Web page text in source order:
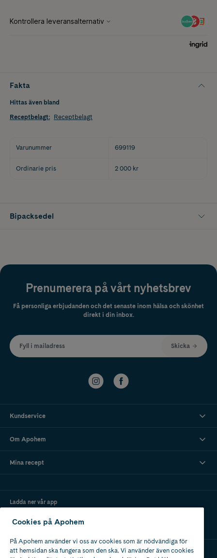
Fakta
Hittas även bland
Receptbelagt: Receptbelagt
Varunummer 699119
Ordinarie pris 2 000 kr
Bipacksedel
Prenumerera på vårt nyhetsbrev
Få personliga erbjudanden och det senaste inom hälsa och skönhet
direkt i din inbox.
Fyll i mailadress Skicka
Kundservice
Om Apohem
Mina recept
Ladda ner vår app
Cookies på Apohem
På Apohem använder vi oss av cookies som är nödvändiga för
att hemsidan ska fungera som den ska. Vi använder även cookies